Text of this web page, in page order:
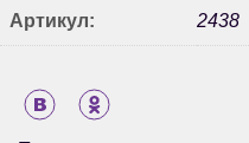
Артикул: 2438